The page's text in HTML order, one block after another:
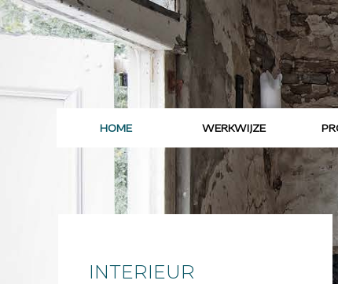
Shortcode deactivated
HOME WERKWIJZE
INTERIEUR